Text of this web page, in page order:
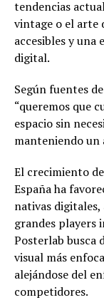
tendencias
vintage o el arte
accesibles y
digital.
Según fuentes
“queremos que
espacio sin
manteniendo un
El crecimiento
España ha
nativas
grandes players
Posterlab busca
visual más
alejándose del
competidores.